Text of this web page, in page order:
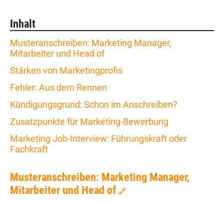
Inhalt
Musteranschreiben: Marketing Manager,
Mitarbeiter und Head of
Stärken von Marketingprofis
Fehler: Aus dem Rennen
Kündigungsgrund: Schon im Anschreiben?
Zusatzpunkte für Marketing-Bewerbung
Marketing Job-Interview: Führungskraft oder
Fachkraft
Musteranschreiben: Marketing Manager,
Mitarbeiter und Head of 🔗